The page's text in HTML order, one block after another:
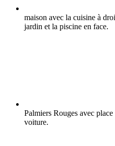
maison avec la cuisine à
jardin et la piscine en face.
Palmiers Rouges avec
voiture.